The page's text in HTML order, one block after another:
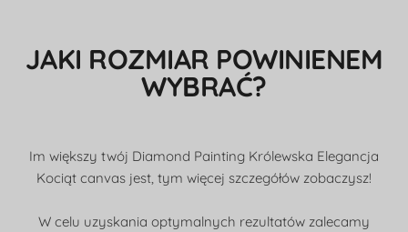
JAKI ROZMIAR POWINIENEM
WYBRAĆ?
Im większy twój Diamond Painting Królewska Elegancja
Kociąt canvas jest, tym więcej szczegółów zobaczysz!
W celu uzyskania optymalnych rezultatów zalecamy